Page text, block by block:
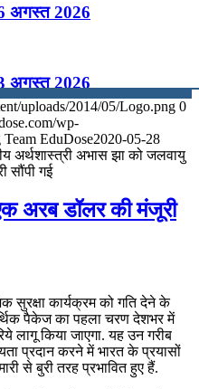
अगस्त 2026
अगस्त 2026
जुलाई 2026
जुलाई 2026
2026
जुलाई 2026
uploads/2014/05/Logo.png 0
wp-
Team EduDose2020-05-28
अर्थशास्त्री अभास झा को जलवायु
सौंपी गई
अरब डॉलर की मंजूरी
सुरक्षा कार्यक्रम को गति देने के
पैकेज का पहला चरण देशभर में
लागू किया जाएगा. यह उन गरीब
प्रदान करने में भारत के प्रयासों
से बुरी तरह प्रभावित हुए हैं.